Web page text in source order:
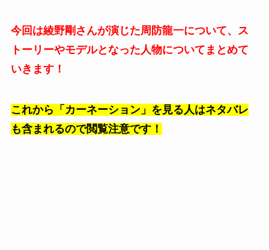
今回は綾野剛さんが演じた周防龍一について、ス
トーリーやモデルとなった人物についてまとめて
いきます！
これから「カーネーション」を見る人はネタバレ
も含まれるので閲覧注意です！